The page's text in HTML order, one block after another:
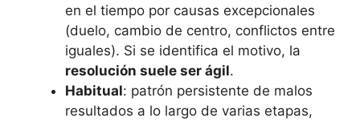
en el tiempo por causas excepcionales
(duelo, cambio de centro, conflictos entre
iguales). Si se identifica el motivo, la
resolución suele ser ágil.
Habitual: patrón persistente de malos
resultados a lo largo de varias etapas,